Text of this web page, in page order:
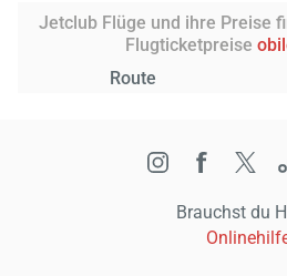
Jetclub Flüge und ihre Preise
Flugticketpreise
Route
Brauchst du